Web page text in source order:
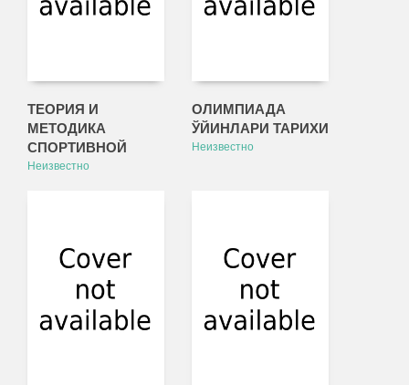
ТЕОРИЯ И
МЕТОДИКА
СПОРТИВНОЙ
Неизвестно
ОЛИМПИАДА
ЎЙИНЛАРИ ТАРИХИ
Неизвестно